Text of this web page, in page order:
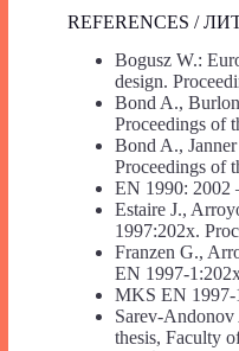
REFERENCES
Bogusz W.:
design.
Bond A., Burlon
Proceedings of
Bond A.,
Proceedings of
EN 1990: 2002
Estaire J.,
1997:202x.
Franzen G.,
EN 1997-
MKS EN 1997-
Sarev-Andonov
thesis, Faculty